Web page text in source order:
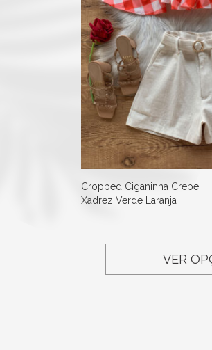
Cropped Ciganinha Crepe
Xadrez Verde Laranja
VER